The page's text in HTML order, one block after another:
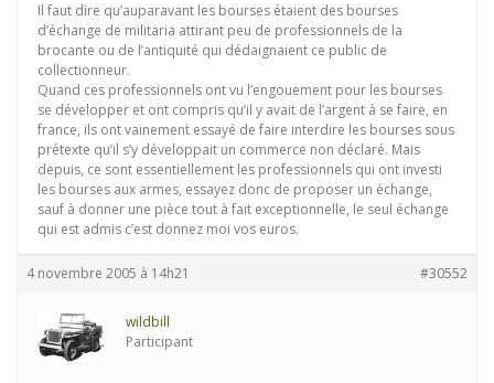
Il faut dire qu’auparavant les bourses étaient des bourses
d’échange de militaria attirant peu de professionnels de la
brocante ou de l’antiquité qui dédaignaient ce public de
collectionneur.
Quand ces professionnels ont vu l’engouement pour les bourses
se développer et ont compris qu’il y avait de l’argent à se faire, en
france, ils ont vainement essayé de faire interdire les bourses sous
prétexte qu’il s’y développait un commerce non déclaré. Mais
depuis, ce sont essentiellement les professionnels qui ont investi
les bourses aux armes, essayez donc de proposer un échange,
sauf à donner une pièce tout à fait exceptionnelle, le seul échange
qui est admis c’est donnez moi vos euros.
4 novembre 2005 à 14h21 #30552
wildbill
Participant